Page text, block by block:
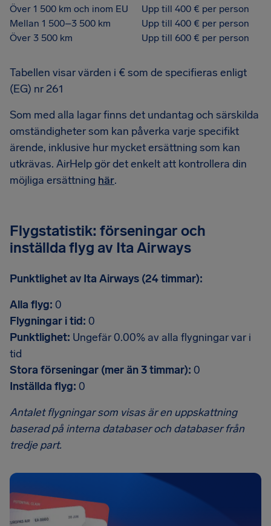
Över 1 500 km och inom EU
Upp till 400 € per person
Mellan 1 500–3 500 km
Upp till 400 € per person
Över 3 500 km
Upp till 600 € per person
Tabellen visar värden i € som de specifieras enligt
(EG) nr 261
Som med alla lagar finns det undantag och särskilda
omständigheter som kan påverka varje specifikt
ärende, inklusive hur mycket ersättning som kan
utkrävas. AirHelp gör det enkelt att kontrollera din
möjliga ersättning här.
Flygstatistik: förseningar och
inställda flyg av Ita Airways
Punktlighet av Ita Airways (24 timmar):
Alla flyg: 0
Flygningar i tid: 0
Punktlighet: Ungefär 0.00% av alla flygningar var i
tid
Stora förseningar (mer än 3 timmar): 0
Inställda flyg: 0
Antalet flygningar som visas är en uppskattning
baserad på interna databaser och databaser från
tredje part.